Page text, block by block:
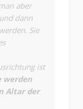
aber
dann
Sie
ist
werden
Altar der